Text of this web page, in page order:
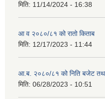
मिति: 11/14/2024 - 16:38
आ व २०८०/८१ को रातो किताब
मिति: 12/17/2023 - 11:44
आ.ब. २०८०/८१ को निति बजेट
मिति: 06/28/2023 - 10:51